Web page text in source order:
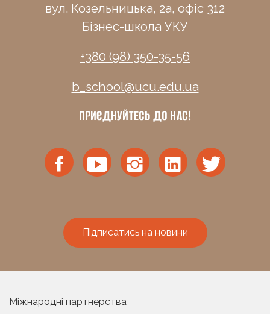
вул. Козельницька, 2а, офіс 312
Бізнес-школа УКУ
+380 (98) 350-35-56
b_school@ucu.edu.ua
ПРИЄДНУЙТЕСЬ ДО НАС!
Підписатись на новини
Міжнародні партнерства